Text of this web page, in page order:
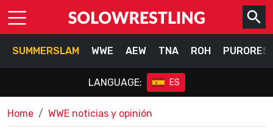
SUMMERSLAM WWE AEW TNA ROH
LANGUAGE: ES
Home WWE noticias y opinión